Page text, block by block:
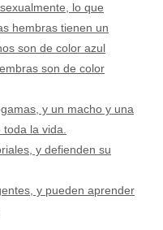
lo que
hembras tienen un
son de color azul
son de color
y un macho y una
la vida.
y defienden su
y pueden aprender